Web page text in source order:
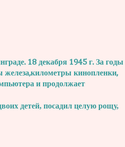
18 декабря 1945 г. За годы
железа,километры кинопленки,
и продолжает
детей, посадил целую рощу,